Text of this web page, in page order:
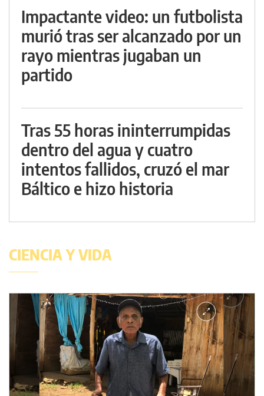
Impactante video: un futbolista
murió tras ser alcanzado por un
rayo mientras jugaban un
partido
Tras 55 horas ininterrumpidas
dentro del agua y cuatro
intentos fallidos, cruzó el mar
Báltico e hizo historia
CIENCIA Y VIDA